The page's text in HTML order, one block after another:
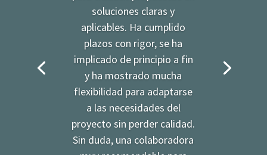
soluciones claras y
aplicables. Ha cumplido
plazos con rigor, se ha
implicado de principio a fin
y ha mostrado mucha
flexibilidad para adaptarse
a las necesidades del
proyecto sin perder calidad.
Sin duda, una colaboradora